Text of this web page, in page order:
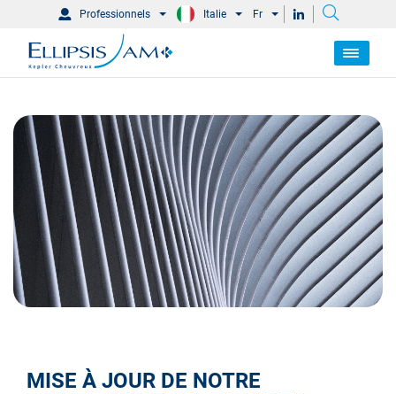
Professionnels Italie Fr
MISE À JOUR DE NOTRE